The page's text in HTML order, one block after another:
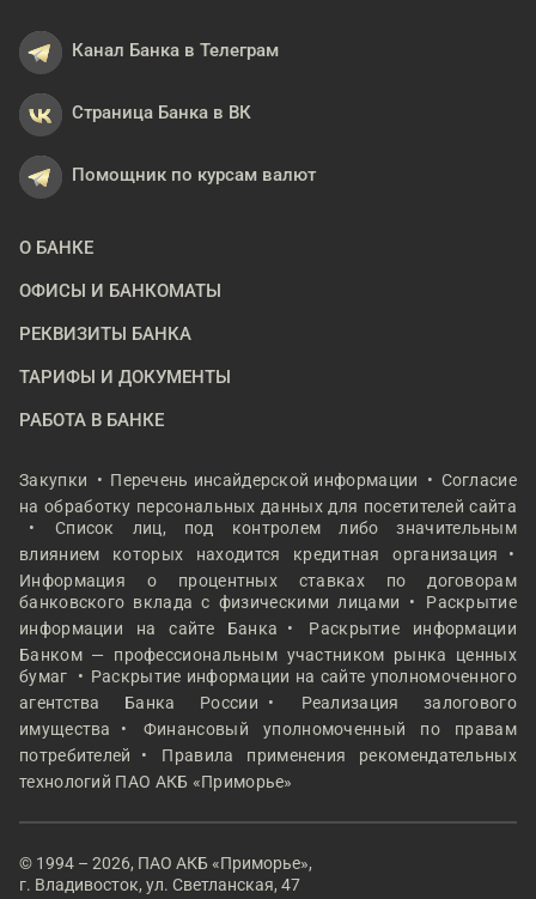
Канал Банка в Телеграм
Страница Банка в ВК
Помощник по курсам валют
О БАНКЕ
ОФИСЫ И БАНКОМАТЫ
РЕКВИЗИТЫ БАНКА
ТАРИФЫ И ДОКУМЕНТЫ
РАБОТА В БАНКЕ
Закупки Перечень инсайдерской информации
Согласие
на обработку персональных данных для посетителей сайта
Список лиц, под контролем либо значительным
влиянием которых находится кредитная организация
Информация о процентных ставках по договорам
банковского вклада с физическими лицами
Раскрытие
информации на сайте Банка
Раскрытие информации
Банком — профессиональным участником рынка ценных
бумаг
Раскрытие информации на сайте уполномоченного
агентства Банка России
Реализация залогового
имущества
Финансовый уполномоченный по правам
потребителей
Правила применения рекомендательных
технологий ПАО АКБ «Приморье»
© 1994 – 2026, ПАО АКБ «Приморье»,
г. Владивосток, ул. Светланская, 47